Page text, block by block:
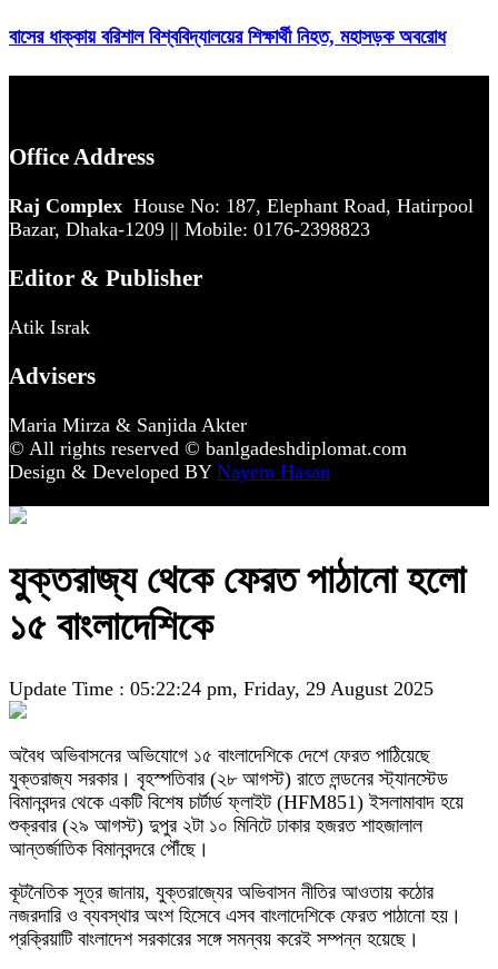
বাসের ধাক্কায় বরিশাল বিশ্ববিদ্যালয়ের শিক্ষার্থী নিহত, মহাসড়ক অবরোধ
Office Address
Raj Complex House No: 187, Elephant Road, Hatirpool
Bazar, Dhaka-1209 || Mobile: 0176-2398823
Editor & Publisher
Atik Israk
Advisers
Maria Mirza & Sanjida Akter
© All rights reserved © banlgadeshdiplomat.com
Design & Developed BY Nayem Hasan
যুক্তরাজ্য থেকে ফেরত পাঠানো হলো
১৫ বাংলাদেশিকে
Update Time : 05:22:24 pm, Friday, 29 August 2025
অবৈধ অভিবাসনের অভিযোগে ১৫ বাংলাদেশিকে দেশে ফেরত পাঠিয়েছে
যুক্তরাজ্য সরকার। বৃহস্পতিবার (২৮ আগস্ট) রাতে লন্ডনের স্ট্যানস্টেড
বিমানবন্দর থেকে একটি বিশেষ চার্টার্ড ফ্লাইট (HFM851) ইসলামাবাদ হয়ে
শুক্রবার (২৯ আগস্ট) দুপুর ২টা ১০ মিনিটে ঢাকার হজরত শাহজালাল
আন্তর্জাতিক বিমানবন্দরে পৌঁছে।
কূটনৈতিক সূত্র জানায়, যুক্তরাজ্যের অভিবাসন নীতির আওতায় কঠোর
নজরদারি ও ব্যবস্থার অংশ হিসেবে এসব বাংলাদেশিকে ফেরত পাঠানো হয়।
প্রক্রিয়াটি বাংলাদেশ সরকারের সঙ্গে সমন্বয় করেই সম্পন্ন হয়েছে।